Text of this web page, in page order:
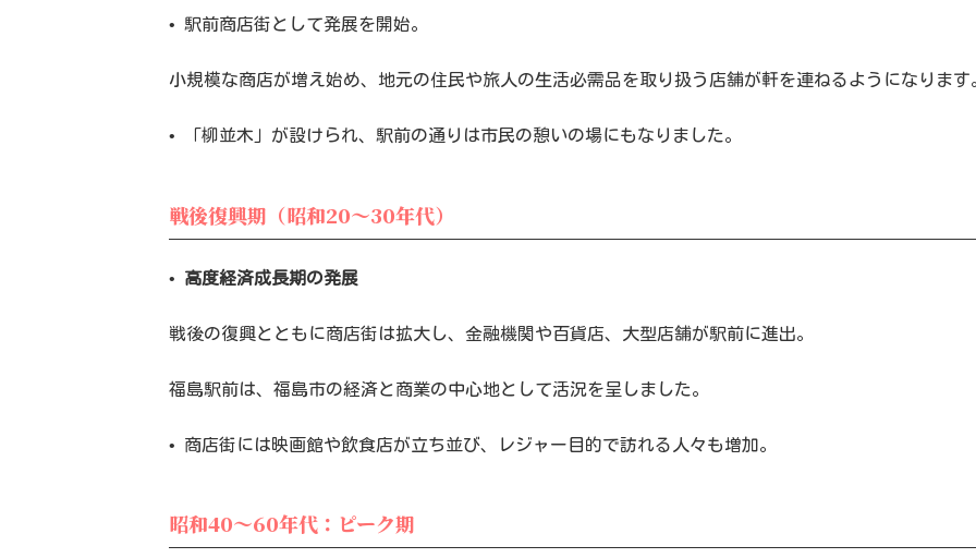
• 駅前商店街として発展を開始。
小規模な商店が増え始め、地元の住民や旅人の生活必需品を取り扱う店舗が軒を連ねるようになります
• 「柳並木」が設けられ、駅前の通りは市民の憩いの場にもなりました。
戦後復興期（昭和20～30年代）
• 高度経済成長期の発展
戦後の復興とともに商店街は拡大し、金融機関や百貨店、大型店舗が駅前に進出。
福島駅前は、福島市の経済と商業の中心地として活況を呈しました。
• 商店街には映画館や飲食店が立ち並び、レジャー目的で訪れる人々も増加。
昭和40～60年代：ピーク期